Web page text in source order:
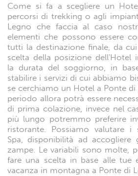
Come si fa a scegliere un
percorsi di trekking o agli
Legno che faccia al caso
elementi che possono essere
tutti la destinazione finale, da
scelta della posizione dell'Hotel
la durata del soggiorno, in
stabilire i servizi di cui abbiamo
se cerchiamo un Hotel a Ponte
periodo allora potrà essere
di prima colazione, invece nel
più lungo potremmo preferire
ristorante. Possiamo valutare i
Spa, disponibilità ad
zampe. Le variabili sono molte,
fare una scelta in base alle tue
vacanza in montagna a Ponte di